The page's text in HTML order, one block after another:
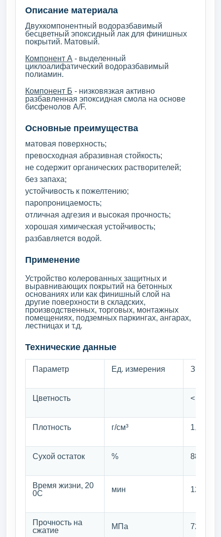
Описание материала
Двухкомпонентный водоразбавимый
бесцветный эпоксидный лак для финишных
покрытий. Матовый.
Компонент А - выделенный
циклоалифатический водоразбавимый
полиамин.
Компонент Б - низковязкая активно
разбавленная эпоксидная смола на основе
бисфенолов A/F.
Основные преимущества
матовая поверхность;
превосходная абразивная стойкость;
не содержит органических растворителей;
без запаха;
устойчивость к пожелтению;
паропроницаемость;
отличная адгезия и высокая прочность;
хорошая химическая устойчивость;
разбавляется водой.
Применение
Устройство колерованных защитных и
выравнивающих покрытий на бетонных
основаниях или как финишный слой на
другие поверхности в складских,
производственных, торговых, монтажных
помещениях, подземных паркингах, ангарах,
лестницах и т.д.
Технические данные
Параметр Ед. измерения
Цветность < 2
Плотность г/см³ 1,00
Сухой остаток % 88
Время жизни, 20
0С
мин 120
Прочность на
сжатие
МПа 72